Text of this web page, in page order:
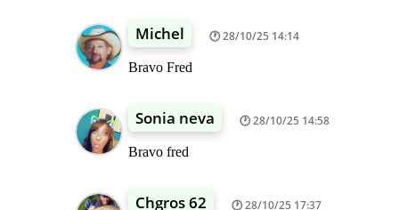
Michel 28/10/25 14:14
Bravo Fred
Sonia neva 28/10/25 14:58
Bravo fred
Chgros 62 28/10/25 17:37